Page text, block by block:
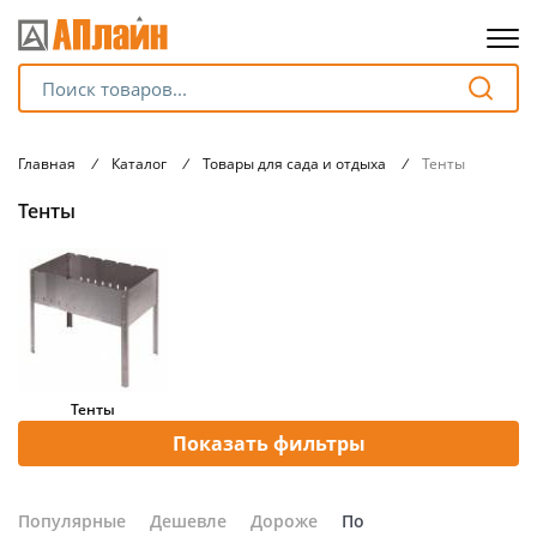
Главная / Каталог / Товары для сада и отдыха / Тенты
Тенты
Тенты
Показать фильтры
Популярные Дешевле Дороже
По
Разбейте
без переплат
25%